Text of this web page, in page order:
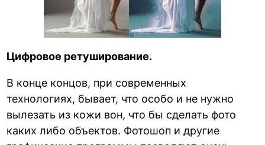
Цифровое ретуширование.
В конце концов, при современных
технологиях, бывает, что особо и не нужно
вылезать из кожи вон, что бы сделать фото
каких либо объектов. Фотошоп и другие